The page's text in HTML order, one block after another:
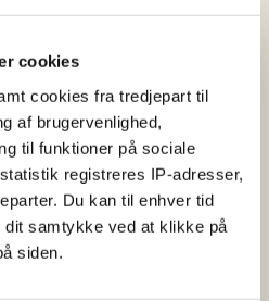
cookies
cookies fra tredjepart til
af brugervenlighed,
til funktioner på sociale
registreres IP-adresser,
Du kan til enhver tid
samtykke ved at klikke på
siden.
Fjord Ingen
Ingen
Djursland
68